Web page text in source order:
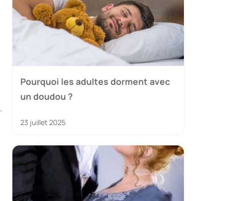
Pourquoi les adultes dorment avec
un doudou ?
23 juillet 2025